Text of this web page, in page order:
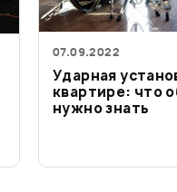
07.09.2022
Ударная
квартире: что
нужно знать